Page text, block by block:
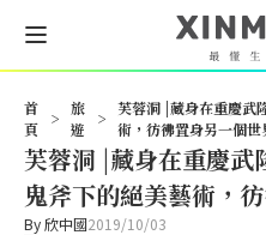
首
頁
>
旅
遊
>
芙蓉洞 |藏身在重慶武
術，彷彿置身另一個世
芙蓉洞 |藏身在重慶武
鬼斧下的絕美藝術，
By欣中國2019/10/03